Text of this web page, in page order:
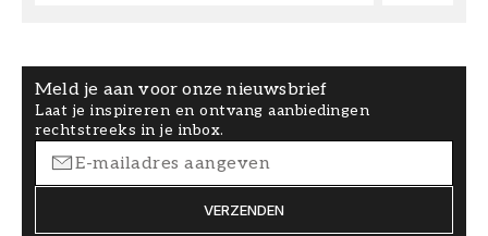
Meld je aan voor onze nieuwsbrief
Laat je inspireren en ontvang aanbiedingen
rechtstreeks in je inbox.
VERZENDEN